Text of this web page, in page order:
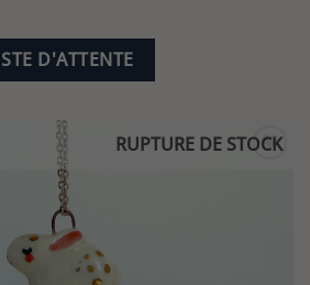
D'ATTENTE
RUPTURE DE STOCK